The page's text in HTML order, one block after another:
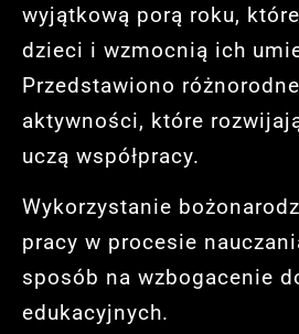
wyjątkową porą roku,
dzieci i wzmocnią ich
Przedstawiono
aktywności, które
uczą współpracy.
Wykorzystanie
pracy w procesie
sposób na wzbogacenie
edukacyjnych.